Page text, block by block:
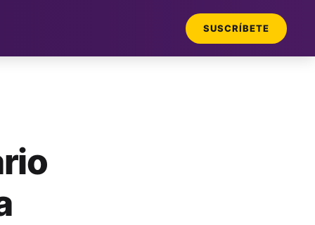
SUSCRÍBETE